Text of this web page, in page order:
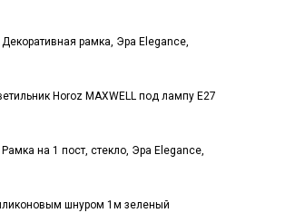
рамка, Эра Elegance,
Horoz MAXWELL под лампу E27
на 1 пост, стекло, Эра Elegance,
шнуром 1м зеленый